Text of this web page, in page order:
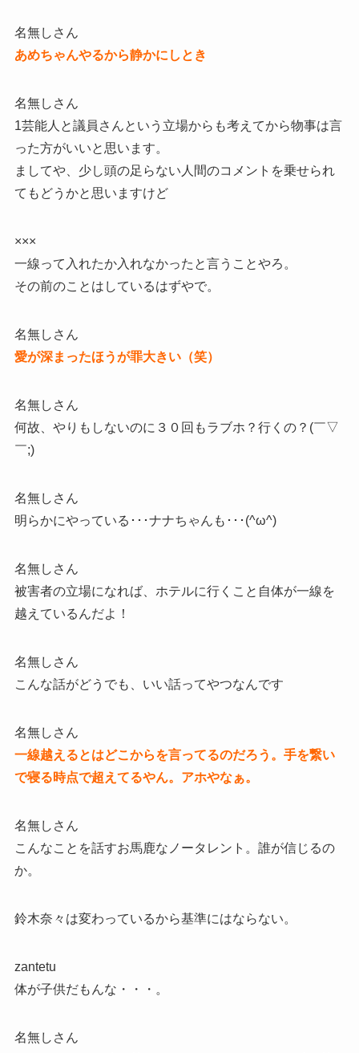
名無しさん
あめちゃんやるから静かにしとき
名無しさん
1芸能人と議員さんという立場からも考えてから物事は言
った方がいいと思います。
ましてや、少し頭の足らない人間のコメントを乗せられ
てもどうかと思いますけど
×××
一線って入れたか入れなかったと言うことやろ。
その前のことはしているはずやで。
名無しさん
愛が深まったほうが罪大きい（笑）
名無しさん
何故、やりもしないのに３０回もラブホ？行くの？(￣▽
￣;)
名無しさん
明らかにやっている･･･ナナちゃんも･･･(^ω^)
名無しさん
被害者の立場になれば、ホテルに行くこと自体が一線を
越えているんだよ！
名無しさん
こんな話がどうでも、いい話ってやつなんです
名無しさん
一線越えるとはどこからを言ってるのだろう。手を繋い
で寝る時点で超えてるやん。アホやなぁ。
名無しさん
こんなことを話すお馬鹿なノータレント。誰が信じるの
か。
鈴木奈々は変わっているから基準にはならない。
zantetu
体が子供だもんな・・・。
名無しさん